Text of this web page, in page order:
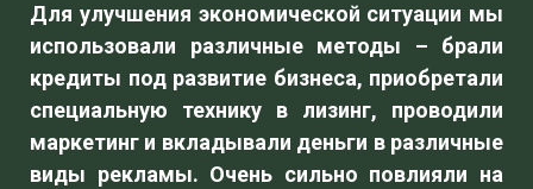
Для улучшения экономической ситуации мы
использовали различные методы – брали
кредиты под развитие бизнеса, приобретали
специальную технику в лизинг, проводили
маркетинг и вкладывали деньги в различные
виды рекламы. Очень сильно повлияли на